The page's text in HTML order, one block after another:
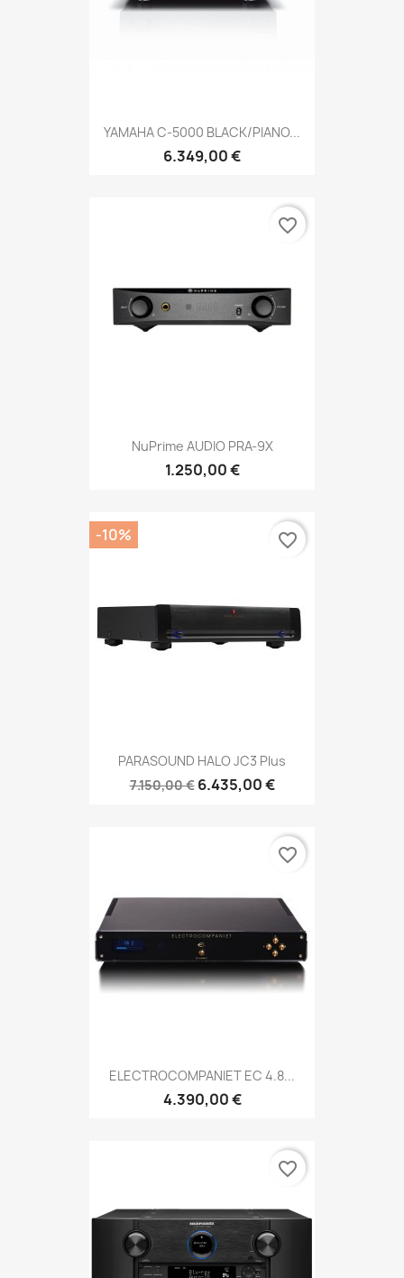
YAMAHA C-5000 BLACK/PIANO...
6.349,00 €
NuPrime AUDIO PRA-9X
1.250,00 €
favorite_border
PARASOUND HALO JC3 Plus
7.150,00 € 6.435,00 €
-10% favorite_border
ELECTROCOMPANIET EC 4.8...
4.390,00 €
favorite_border
favorite_border